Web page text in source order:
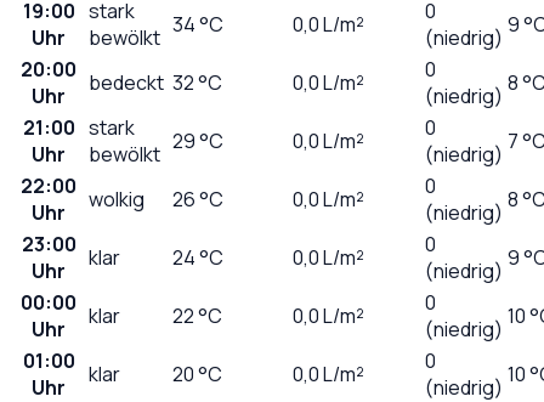
19:00
Uhr
stark
bewölkt 34°C 0,0L/m²
0
(niedrig) 9
20:00
Uhr
bedeckt 32°C 0,0L/m²
0
(niedrig) 8
21:00
Uhr
stark
bewölkt 29°C 0,0L/m²
0
(niedrig) 7
22:00
Uhr
wolkig 26°C 0,0L/m²
0
(niedrig) 8
23:00
Uhr
klar 24°C 0,0L/m²
0
(niedrig) 9
00:00
Uhr
klar 22°C 0,0L/m²
0
(niedrig) 10
01:00
Uhr
klar 20°C 0,0L/m²
0
(niedrig) 10